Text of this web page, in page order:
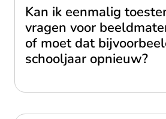
Kan ik eenmalig
vragen voor
of moet dat
schooljaar opnieuw?